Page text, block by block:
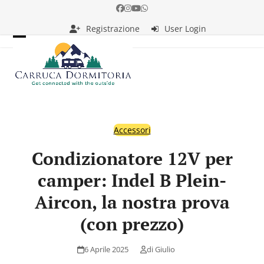
Facebook
Instagram
YouTube
Whatsapp
Registrazione
User Login
mobile
menu
mobile
menu
Accessori
Condizionatore 12V per
camper: Indel B Plein-
Aircon, la nostra prova
(con prezzo)
6 Aprile 2025 diGiulio